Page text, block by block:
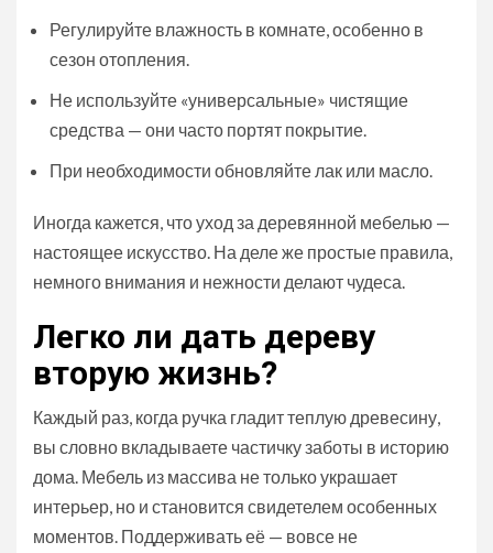
Регулируйте влажность в комнате, особенно в
сезон отопления.
Не используйте «универсальные» чистящие
средства — они часто портят покрытие.
При необходимости обновляйте лак или масло.
Иногда кажется, что уход за деревянной мебелью —
настоящее искусство. На деле же простые правила,
немного внимания и нежности делают чудеса.
Легко ли дать дереву
вторую жизнь?
Каждый раз, когда ручка гладит теплую древесину,
вы словно вкладываете частичку заботы в историю
дома. Мебель из массива не только украшает
интерьер, но и становится свидетелем особенных
моментов. Поддерживать её — вовсе не